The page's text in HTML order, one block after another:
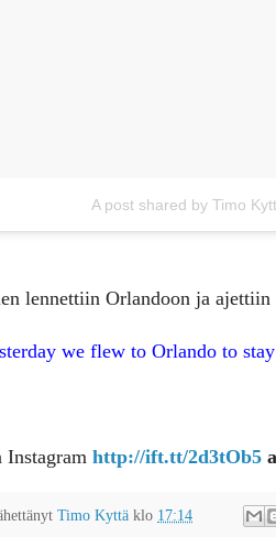
A post shared by Timo
lennettiin Orlandoon ja ajettiin
we flew to Orlando to
Instagram http://ift.tt/2d3tOb5
Timo Kyttä klo 17:14